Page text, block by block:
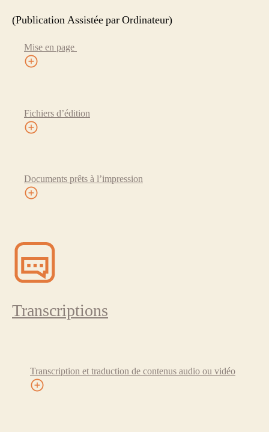
(Publication Assistée par Ordinateur)
Mise en page
Fichiers d’édition
Documents prêts à l’impression
Transcriptions
Transcription et traduction de contenus audio ou vidéo